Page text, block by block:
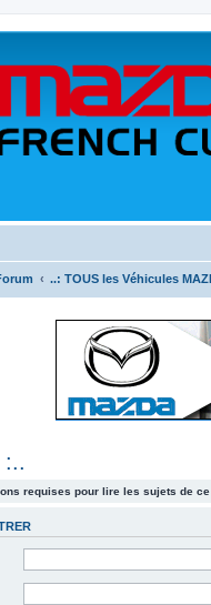
..: TOUS les Véhicules
:..
requises pour lire les sujets de ce